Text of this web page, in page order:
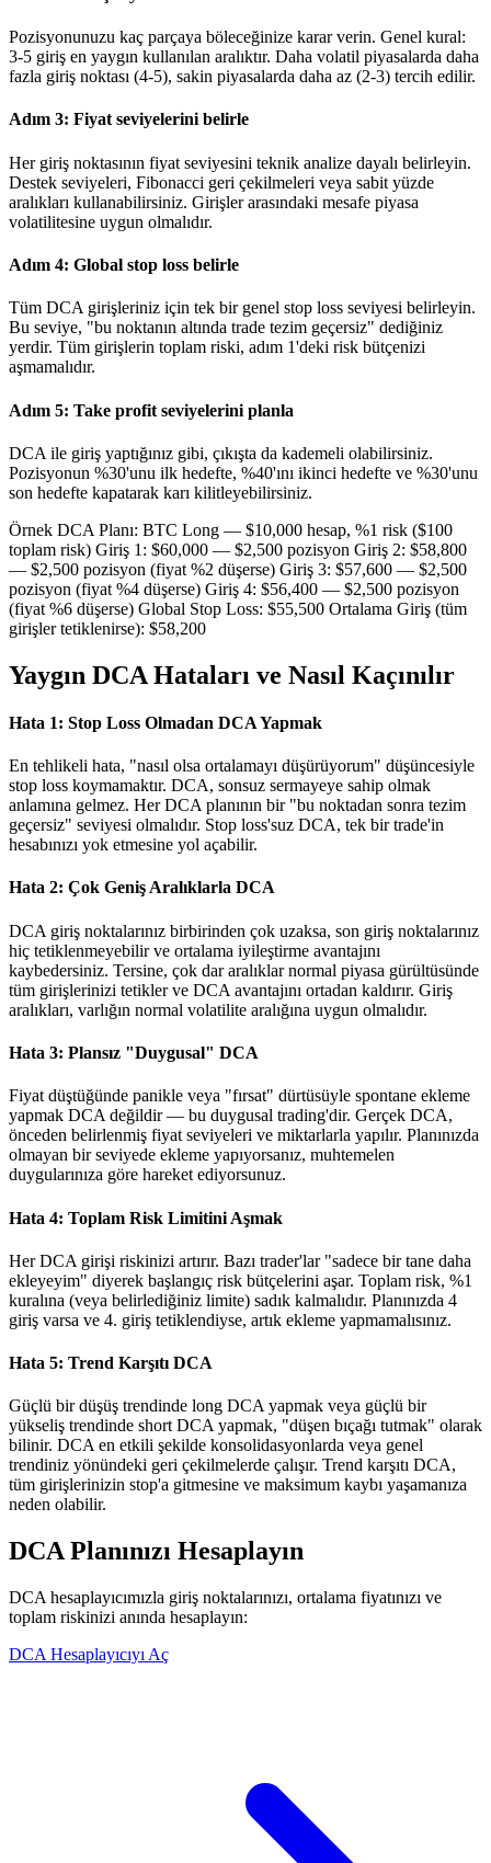
Pozisyonunuzu kaç parçaya böleceğinize karar verin. Genel kural:
3-5 giriş en yaygın kullanılan aralıktır. Daha volatil piyasalarda daha
fazla giriş noktası (4-5), sakin piyasalarda daha az (2-3) tercih edilir.
Adım 3: Fiyat seviyelerini belirle
Her giriş noktasının fiyat seviyesini teknik analize dayalı belirleyin.
Destek seviyeleri, Fibonacci geri çekilmeleri veya sabit yüzde
aralıkları kullanabilirsiniz. Girişler arasındaki mesafe piyasa
volatilitesine uygun olmalıdır.
Adım 4: Global stop loss belirle
Tüm DCA girişleriniz için tek bir genel stop loss seviyesi belirleyin.
Bu seviye, "bu noktanın altında trade tezim geçersiz" dediğiniz
yerdir. Tüm girişlerin toplam riski, adım 1'deki risk bütçenizi
aşmamalıdır.
Adım 5: Take profit seviyelerini planla
DCA ile giriş yaptığınız gibi, çıkışta da kademeli olabilirsiniz.
Pozisyonun %30'unu ilk hedefte, %40'ını ikinci hedefte ve %30'unu
son hedefte kapatarak karı kilitleyebilirsiniz.
Örnek DCA Planı: BTC Long — $10,000 hesap, %1 risk ($100
toplam risk) Giriş 1: $60,000 — $2,500 pozisyon Giriş 2: $58,800
— $2,500 pozisyon (fiyat %2 düşerse) Giriş 3: $57,600 — $2,500
pozisyon (fiyat %4 düşerse) Giriş 4: $56,400 — $2,500 pozisyon
(fiyat %6 düşerse) Global Stop Loss: $55,500 Ortalama Giriş (tüm
girişler tetiklenirse): $58,200
Yaygın DCA Hataları ve Nasıl Kaçınılır
Hata 1: Stop Loss Olmadan DCA Yapmak
En tehlikeli hata, "nasıl olsa ortalamayı düşürüyorum" düşüncesiyle
stop loss koymamaktır. DCA, sonsuz sermayeye sahip olmak
anlamına gelmez. Her DCA planının bir "bu noktadan sonra tezim
geçersiz" seviyesi olmalıdır. Stop loss'suz DCA, tek bir trade'in
hesabınızı yok etmesine yol açabilir.
Hata 2: Çok Geniş Aralıklarla DCA
DCA giriş noktalarınız birbirinden çok uzaksa, son giriş noktalarınız
hiç tetiklenmeyebilir ve ortalama iyileştirme avantajını
kaybedersiniz. Tersine, çok dar aralıklar normal piyasa gürültüsünde
tüm girişlerinizi tetikler ve DCA avantajını ortadan kaldırır. Giriş
aralıkları, varlığın normal volatilite aralığına uygun olmalıdır.
Hata 3: Plansız "Duygusal" DCA
Fiyat düştüğünde panikle veya "fırsat" dürtüsüyle spontane ekleme
yapmak DCA değildir — bu duygusal trading'dir. Gerçek DCA,
önceden belirlenmiş fiyat seviyeleri ve miktarlarla yapılır. Planınızda
olmayan bir seviyede ekleme yapıyorsanız, muhtemelen
duygularınıza göre hareket ediyorsunuz.
Hata 4: Toplam Risk Limitini Aşmak
Her DCA girişi riskinizi artırır. Bazı trader'lar "sadece bir tane daha
ekleyeyim" diyerek başlangıç risk bütçelerini aşar. Toplam risk, %1
kuralına (veya belirlediğiniz limite) sadık kalmalıdır. Planınızda 4
giriş varsa ve 4. giriş tetiklendiyse, artık ekleme yapmamalısınız.
Hata 5: Trend Karşıtı DCA
Güçlü bir düşüş trendinde long DCA yapmak veya güçlü bir
yükseliş trendinde short DCA yapmak, "düşen bıçağı tutmak" olarak
bilinir. DCA en etkili şekilde konsolidasyonlarda veya genel
trendiniz yönündeki geri çekilmelerde çalışır. Trend karşıtı DCA,
tüm girişlerinizin stop'a gitmesine ve maksimum kaybı yaşamanıza
neden olabilir.
DCA Planınızı Hesaplayın
DCA hesaplayıcımızla giriş noktalarınızı, ortalama fiyatınızı ve
toplam riskinizi anında hesaplayın:
DCA Hesaplayıcıyı Aç